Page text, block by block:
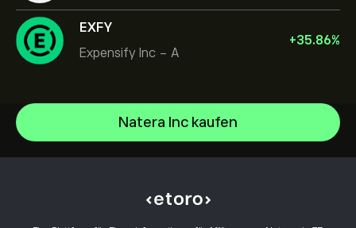
EXFY
Expensify Inc - A
+35.86%
Natera Inc kaufen
Celestica Inc
Hilfezentrum
Wie funktioniert CopyTrading